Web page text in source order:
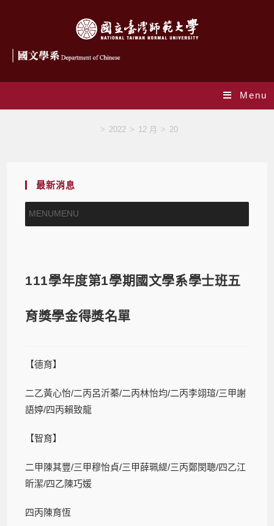
Menu
> 2022 > 12 月 > 20
最新消息
MENUMENU
111學年度第1學期國文學系學士班五
育獎學金得獎名單
【德育】
二乙黃心怡/二丙呂沂蓁/二丙林怡均/二丙李翊瑄/三甲謝
語婷/四丙賴致龍
【智育】
二甲陳其豐/三甲穆怡貞/三甲薛珮緹/三丙鄭閔聰/四乙江
昕潔/四乙陳巧媛
四丙陳育恆